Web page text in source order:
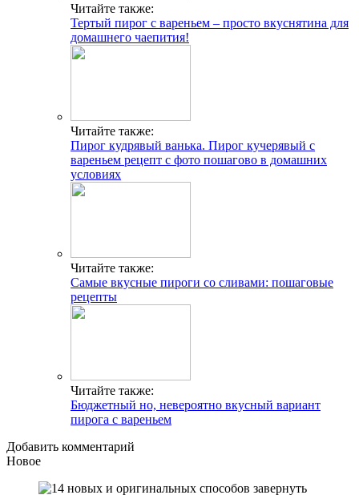
Читайте также:
Тертый пирог с вареньем – просто вкуснятина для
домашнего чаепития!
Читайте также:
Пирог кудрявый ванька. Пирог кучерявый с
вареньем рецепт с фото пошагово в домашних
условиях
Читайте также:
Самые вкусные пироги со сливами: пошаговые
рецепты
Читайте также:
Бюджетный но, невероятно вкусный вариант
пирога с вареньем
Добавить комментарий
Новое